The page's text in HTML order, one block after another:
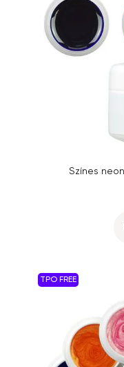
Színes
TPO FREE